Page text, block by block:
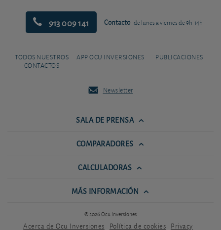
913 009 141 Contacto de lunes a viernes de 9h-14h
TODOS NUESTROS
CONTACTOS
APP OCU INVERSIONES PUBLICACIONES
Newsletter
SALA DE PRENSA
COMPARADORES
CALCULADORAS
MÁS INFORMACIÓN
© 2026 Ocu Inversiones
Acerca de Ocu Inversiones Política de cookies Privacy